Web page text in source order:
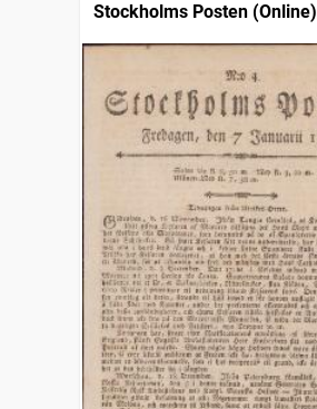
Stockholms Posten (Online)